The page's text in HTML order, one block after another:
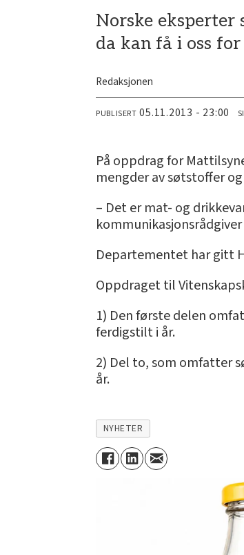
Norske
da kan få i oss
Redaksjonen
PUBLISERT 05.11.2013 - 23:00
På oppdrag for
mengder av søtstoffer
– Det er mat- og
Departementet har gitt
Oppdraget til
1) Den første delen
ferdigstilt i år.
2) Del to, som omfatter
år.
NYHETER